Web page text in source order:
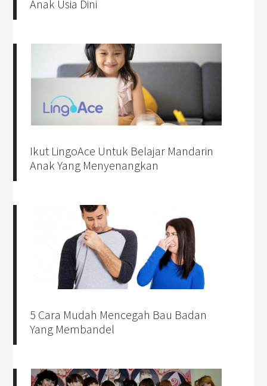
Anak Usia Dini
Ikut LingoAce Untuk Belajar Mandarin
Anak Yang Menyenangkan
5 Cara Mudah Mencegah Bau Badan
Yang Membandel